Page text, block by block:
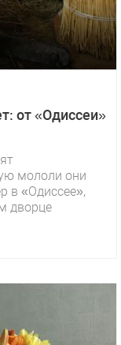
от «Одиссеи»
мололи они
в «Одиссее»,
дворце